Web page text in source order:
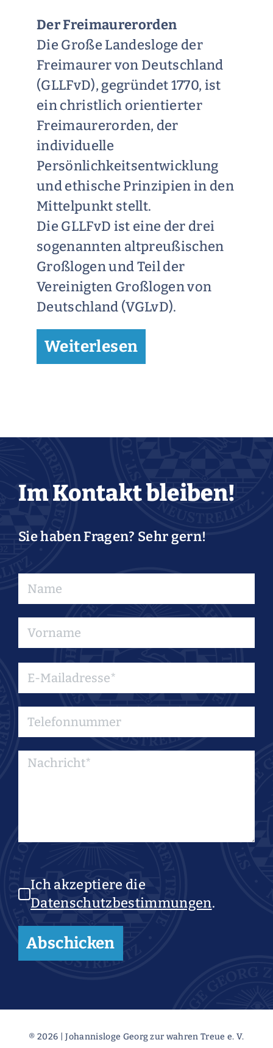
Der Freimaurerorden​
Die Große Landesloge der
Freimaurer von Deutschland
(GLLFvD), gegründet 1770, ist
ein christlich orientierter
Freimaurerorden, der
individuelle
Persönlichkeitsentwicklung
und ethische Prinzipien in den
Mittelpunkt stellt.
Die GLLFvD ist eine der drei
sogenannten altpreußischen
Großlogen und Teil der
Vereinigten Großlogen von
Deutschland (VGLvD).
Weiterlesen
Im Kontakt bleiben!
Sie haben Fragen? Sehr gern!
Bitte
lasse
Feld
leer.
Ich akzeptiere die
Datenschutzbestimmungen.
® 2026 | Johannisloge Georg zur wahren Treue e. V.